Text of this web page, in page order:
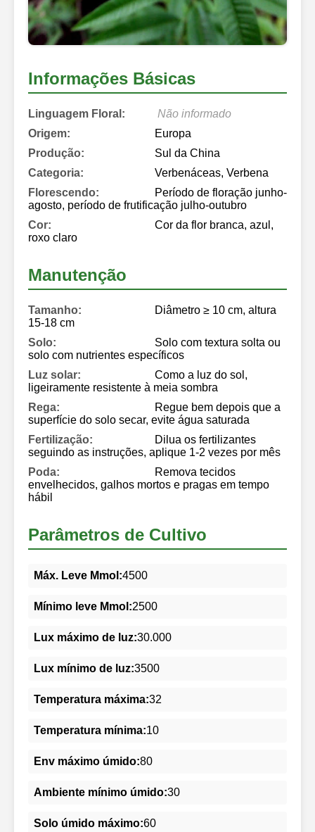
Informações Básicas
Linguagem Floral:
Não informado
Origem:
Europa
Produção:
Sul da China
Categoria:
Verbenáceas, Verbena
Florescendo:
Período de floração junho-
agosto, período de frutificação julho-outubro
Cor:
Cor da flor branca, azul,
roxo claro
Manutenção
Tamanho:
Diâmetro ≥ 10 cm, altura
15-18 cm
Solo:
Solo com textura solta ou
solo com nutrientes específicos
Luz solar:
Como a luz do sol,
ligeiramente resistente à meia sombra
Rega:
Regue bem depois que a
superfície do solo secar, evite água saturada
Fertilização:
Dilua os fertilizantes
seguindo as instruções, aplique 1-2 vezes por mês
Poda:
Remova tecidos
envelhecidos, galhos mortos e pragas em tempo
hábil
Parâmetros de Cultivo
Máx. Leve Mmol:4500
Mínimo leve Mmol:2500
Lux máximo de luz:30.000
Lux mínimo de luz:3500
Temperatura máxima:32
Temperatura mínima:10
Env máximo úmido:80
Ambiente mínimo úmido:30
Solo úmido máximo:60